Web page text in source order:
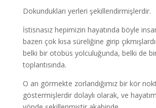
Dokundukları yerleri şekillendirmişlerdir.
İstisnasız hepimizin hayatında böyle
bazen çok kısa süreliğine girip
belki bir otobüs yolculuğunda, belki de
toplantısında.
O an görmekte zorlandığımız bir kör
göstermişlerdir dolaylı olarak, ve